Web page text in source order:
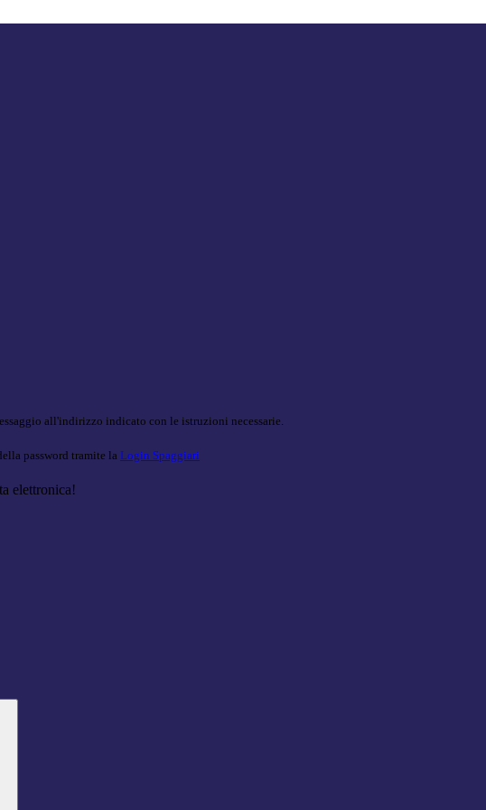
all'indirizzo indicato con le istruzioni necessarie.
password tramite la Login Spaggiari
elettronica!